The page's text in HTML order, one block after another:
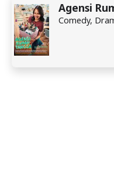
Agensi
Comedy,